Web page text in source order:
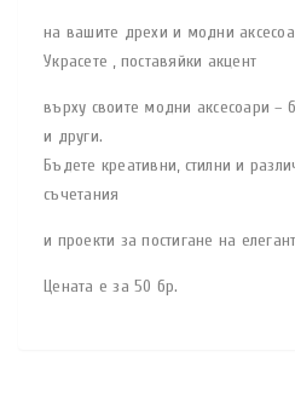
на вашите дрехи и модни
Украсете , поставяйки акцент
върху своите модни аксесоари –
и други.
Бъдете креативни, стилни и
съчетания
и проекти за постигане на
Цената е за 50 бр.